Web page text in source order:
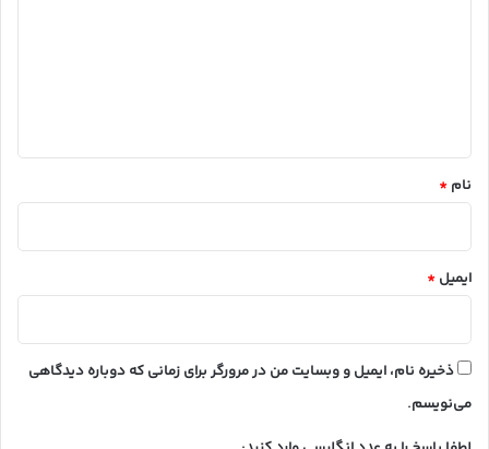
نام *
ایمیل *
ذخیره نام، ایمیل و وبسایت من در مرورگر برای زمانی که دوباره دیدگاهی
می‌نویسم.